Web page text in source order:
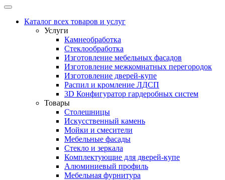
Каталог всех товаров и услуг
Услуги
Камнеобработка
Стеклообработка
Изготовление мебельных фасадов
Изготовление межкомнатных перегородок
Изготовление дверей-купе
Распил и кромление ЛДСП
3D Конфигуратор гардеробных систем
Товары
Столешницы
Искусственный камень
Мойки и смесители
Мебельные фасады
Стекло и зеркала
Комплектующие для дверей-купе
Алюминиевый профиль
Мебельная фурнитура